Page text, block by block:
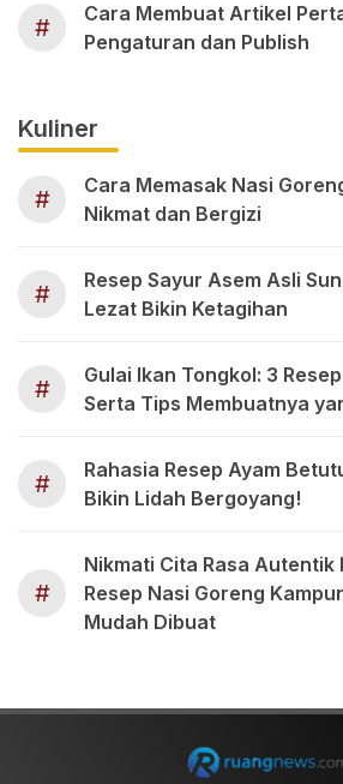
#
Cara Membuat Artikel
Pengaturan dan Publish
Kuliner
#
Cara Memasak Nasi
Nikmat dan Bergizi
#
Resep Sayur Asem Asli
Lezat Bikin Ketagihan
#
Gulai Ikan Tongkol: 3
Serta Tips Membuatnya
#
Rahasia Resep Ayam
Bikin Lidah Bergoyang!
#
Nikmati Cita Rasa Autentik
Resep Nasi Goreng
Mudah Dibuat